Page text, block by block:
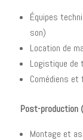
Équipes
son)
Location de
Logistique
Comédiens
Post-production
Montage et